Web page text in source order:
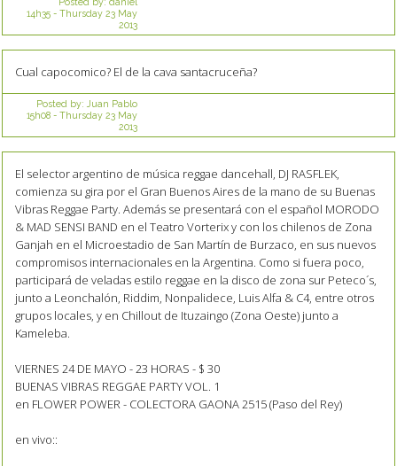
14h35- Thursday 23 May
2013
Cual capocomico? El de la cava santacruceña?
Posted by: Juan Pablo
15h08- Thursday 23 May
2013
El selector argentino de música reggae dancehall, DJ RASFLEK,
comienza su gira por el Gran Buenos Aires de la mano de su Buenas
Vibras Reggae Party. Además se presentará con el español MORODO
& MAD SENSI BAND en el Teatro Vorterix y con los chilenos de Zona
Ganjah en el Microestadio de San Martín de Burzaco, en sus nuevos
compromisos internacionales en la Argentina. Como si fuera poco,
participará de veladas estilo reggae en la disco de zona sur Peteco´s,
junto a Leonchalón, Riddim, Nonpalidece, Luis Alfa & C4, entre otros
grupos locales, y en Chillout de Ituzaingo (Zona Oeste) junto a
Kameleba.
VIERNES 24 DE MAYO - 23 HORAS - $ 30
BUENAS VIBRAS REGGAE PARTY VOL. 1
en FLOWER POWER - COLECTORA GAONA 2515 (Paso del Rey)
en vivo::